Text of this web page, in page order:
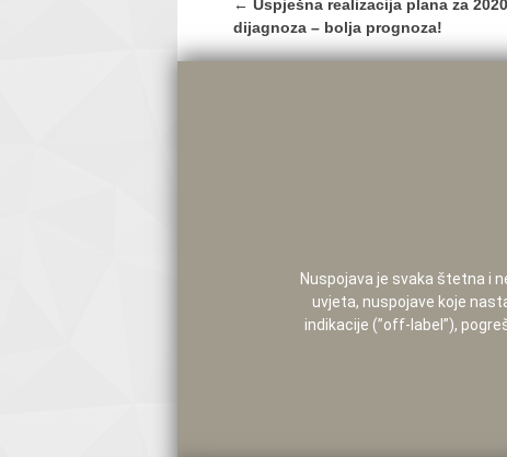
navigation
← Uspješna realizacija plana za
dijagnoza – bolja prognoza!
Nuspojava je svaka štetna i
uvjeta, nuspojave koje
indikacije (”off-label”),